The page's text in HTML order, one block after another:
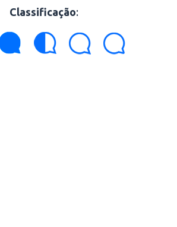
Classificação: